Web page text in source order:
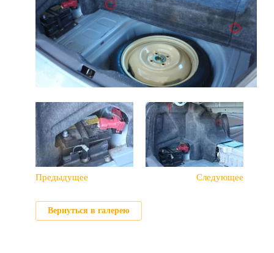
Предыдущее Следующее
Вернуться в галерею